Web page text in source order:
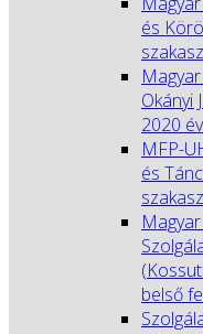
és
Okányi
2020 év
MFP-
és
belső